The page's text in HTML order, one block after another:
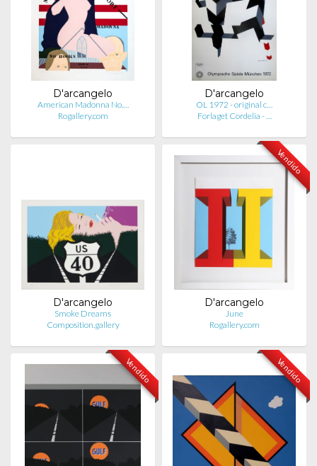
D'arcangelo
American Madonna No.…
Rogallery.com
D'arcangelo
OL 1972 - original c…
Forlaget Cordelia - …
D'arcangelo
Smoke Dreams
Composition.gallery
Vendido
D'arcangelo
June
Rogallery.com
Vendido Vendido